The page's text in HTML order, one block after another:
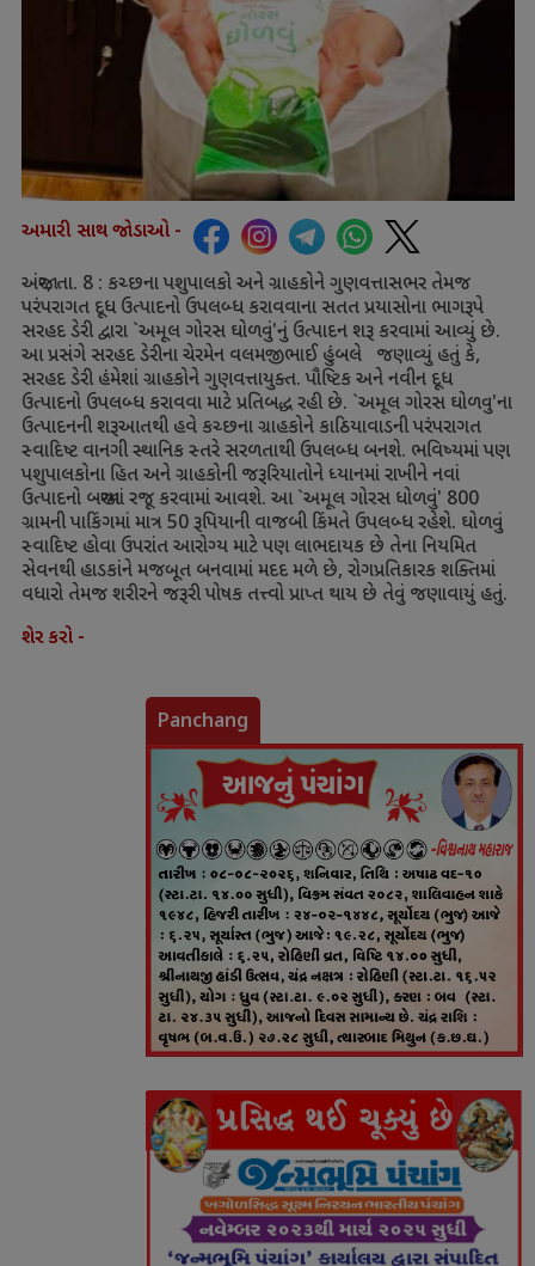
અમારી સાથ જોડાઓ -
અંજાર,તા. 8 : કચ્છના પશુપાલકો અને ગ્રાહકોને ગુણવત્તાસભર તેમજ
પરંપરાગત દૂધ ઉત્પાદનો ઉપલબ્ધ કરાવવાના સતત પ્રયાસોના ભાગરૂપે
સરહદ ડેરી દ્વારા `અમૂલ ગોરસ ઘોળવું'નું ઉત્પાદન શરૂ કરવામાં આવ્યું છે.
આ પ્રસંગે સરહદ ડેરીના ચેરમેન વલમજીભાઈ હુંબલે જણાવ્યું હતું કે,
સરહદ ડેરી હંમેશાં ગ્રાહકોને ગુણવત્તાયુક્ત. પૌષ્ટિક અને નવીન દૂધ
ઉત્પાદનો ઉપલબ્ધ કરાવવા માટે પ્રતિબદ્ધ રહી છે. `અમૂલ ગોરસ ઘોળવુ'ના
ઉત્પાદનની શરૂઆતથી હવે કચ્છના ગ્રાહકોને કાઠિયાવાડની પરંપરાગત
સ્વાદિષ્ટ વાનગી સ્થાનિક સ્તરે સરળતાથી ઉપલબ્ધ બનશે. ભવિષ્યમાં પણ
પશુપાલકોના હિત અને ગ્રાહકોની જરૂરિયાતોને ધ્યાનમાં રાખીને નવાં
ઉત્પાદનો બજારમાં રજૂ કરવામાં આવશે. આ `અમૂલ ગોરસ ધોળવું' 800
ગ્રામની પાકિંગમાં માત્ર50રૂપિયાની વાજબી કિંમતે ઉપલબ્ધ રહેશે. ઘોળવું
સ્વાદિષ્ટ હોવા ઉપરાંત આરોગ્ય માટે પણ લાભદાયક છે તેના નિયમિત
સેવનથી હાડકાંને મજબૂત બનવામાં મદદ મળે છે, રોગપ્રતિકારક શક્તિમાં
વધારો તેમજ શરીરને જરૂરી પોષક તત્ત્વો પ્રાપ્ત થાય છે તેવું જણાવાયું હતું.
શેર કરો -
Panchang